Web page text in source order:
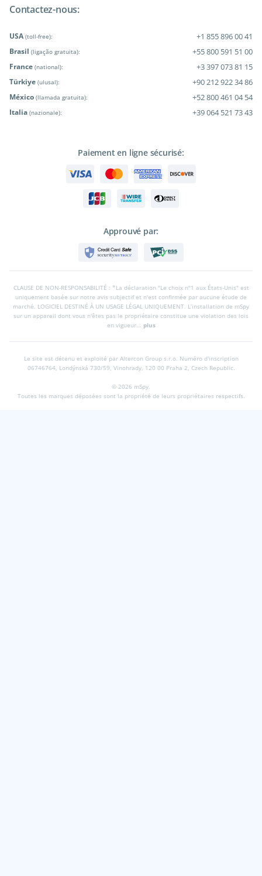
Contactez-nous:
USA (toll-free): +1 855 896 00 41
Brasil (ligação gratuita): +55 800 591 51 00
France (national): +3 397 073 81 15
Türkiye (ulusal): +90 212 922 34 86
México (llamada gratuita): +52 800 461 04 54
Italia (nazionale): +39 064 521 73 43
Paiement en ligne sécurisé:
Approuvé par:
CLAUSE DE NON-RESPONSABILITÉ : *La déclaration "Le choix nº1 aux États-Unis" est
uniquement basée sur notre avis subjectif et n'est confirmée par aucune étude de
marché. LOGICIEL DESTINÉ À UN USAGE LÉGAL UNIQUEMENT. L’installation de mSpy
sur un appareil dont vous n'êtes pas le propriétaire constitue une violation des lois
en vigueur... plus
Le site est détenu et exploité par Altercon Group s.r.o. Numéro d'inscription
06746764, Londýnská 730/59, Vinohrady, 120 00 Praha 2, Czech Republic.
© 2026 mSpy.
Toutes les marques déposées sont la propriété de leurs propriétaires respectifs.